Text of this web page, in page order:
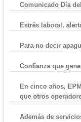
Comunicado Día
Estrés laboral,
Para no decir
Confianza que
En cinco años,
que otros
Además de